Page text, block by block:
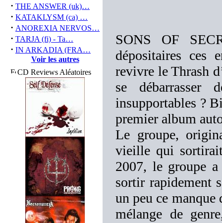
· THE ANSWER (uk)…
· KATAKLYSM (ca) …
· ANOREXIA NERVOS…
· TARJA (fi) - Ta…
· IN ARKADIA (FRA…
Voir les autres
CD Reviews Aléatoires
SONS OF
dépositaires ces
revivre le Thrash
se débarrasser
insupportables ?
premier album
Le groupe,
vieille qui
2007, le groupe
sortir rapidement
un peu ce manque
mélange de